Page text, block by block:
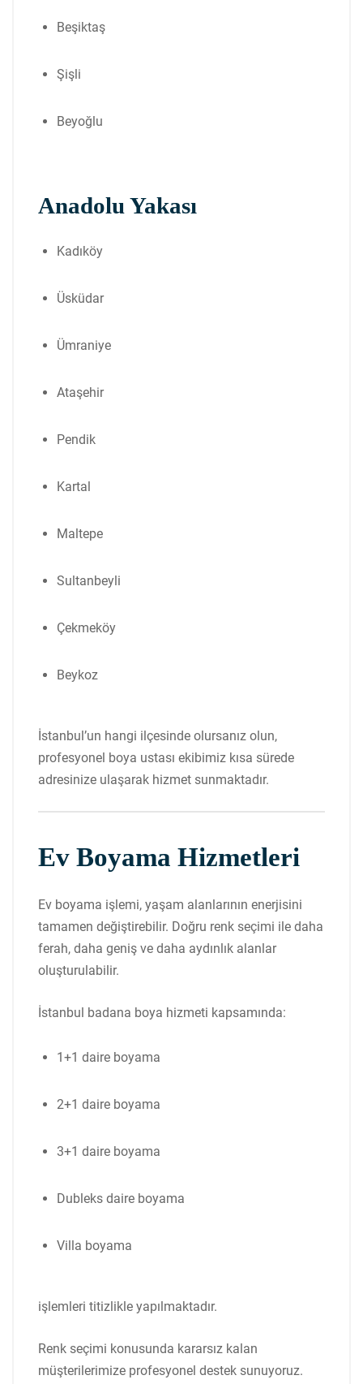
Beşiktaş
Şişli
Beyoğlu
Anadolu Yakası
Kadıköy
Üsküdar
Ümraniye
Ataşehir
Pendik
Kartal
Maltepe
Sultanbeyli
Çekmeköy
Beykoz
İstanbul’un hangi ilçesinde olursanız olun,
profesyonel boya ustası ekibimiz kısa sürede
adresinize ulaşarak hizmet sunmaktadır.
Ev Boyama Hizmetleri
Ev boyama işlemi, yaşam alanlarının enerjisini
tamamen değiştirebilir. Doğru renk seçimi ile daha
ferah, daha geniş ve daha aydınlık alanlar
oluşturulabilir.
İstanbul badana boya hizmeti kapsamında:
1+1 daire boyama
2+1 daire boyama
3+1 daire boyama
Dubleks daire boyama
Villa boyama
işlemleri titizlikle yapılmaktadır.
Renk seçimi konusunda kararsız kalan
müşterilerimize profesyonel destek sunuyoruz.